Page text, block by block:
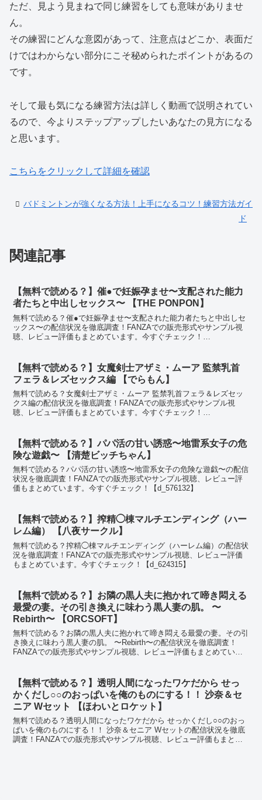
ただ、見よう見まねで同じ練習をしても意味がありませ
ん。
その練習にどんな意図があって、注意点はどこか、表面だ
けではわからない部分にこそ秘められたポイントがあるの
です。
そして最も気になる練習方法は詳しく動画で説明されてい
るので、今よりステップアップしたいあなたの見方になる
と思います。
こちらをクリックして詳細を確認
バドミントンが強くなる方法！上手になるコツ！練習方法ガイ
ド
関連記事
【無料で読める？】催●で妊娠孕ませ〜支配された能力
者たちと中出しセックス〜 【THE PONPON】
無料で読める？催●で妊娠孕ませ〜支配された能力者たちと中出しセ
ックス〜の配信状況を徹底調査！FANZAでの販売形式やサンプル視
聴、レビュー評価もまとめています。今すぐチェック！
【無料で読める？】女魔剣士アザミ・ムーア 監禁乳首
フェラ＆レズセックス編 【でらもん】
無料で読める？女魔剣士アザミ・ムーア 監禁乳首フェラ＆レズセッ
クス編の配信状況を徹底調査！FANZAでの販売形式やサンプル視
聴、レビュー評価もまとめています。今すぐチェック！
【無料で読める？】パパ活の甘い誘惑〜地雷系女子の危
険な遊戯〜 【清楚ビッチちゃん】
無料で読める？パパ活の甘い誘惑〜地雷系女子の危険な遊戯〜の配信
状況を徹底調査！FANZAでの販売形式やサンプル視聴、レビュー評
価もまとめています。今すぐチェック！【d_576132】
【無料で読める？】搾精◯棟マルチエンディング（ハー
レム編） 【八夜サークル】
無料で読める？搾精◯棟マルチエンディング（ハーレム編）の配信状
況を徹底調査！FANZAでの販売形式やサンプル視聴、レビュー評価
もまとめています。今すぐチェック！【d_624315】
【無料で読める？】お隣の黒人夫に抱かれて啼き悶える
最愛の妻。その引き換えに味わう黒人妻の肌。 〜
Rebirth〜 【ORCSOFT】
無料で読める？お隣の黒人夫に抱かれて啼き悶える最愛の妻。その引
き換えに味わう黒人妻の肌。 〜Rebirth〜の配信状況を徹底調査！
FANZAでの販売形式やサンプル視聴、レビュー評価もまとめていま
【無料で読める？】透明人間になったワケだから せっ
かくだし○○のおっぱいを俺のものにする！！ 沙奈＆セ
ニア Wセット 【ほわいとロケット】
無料で読める？透明人間になったワケだから せっかくだし○○のおっ
ぱいを俺のものにする！！ 沙奈＆セニア Wセットの配信状況を徹底
調査！FANZAでの販売形式やサンプル視聴、レビュー評価もまとめ